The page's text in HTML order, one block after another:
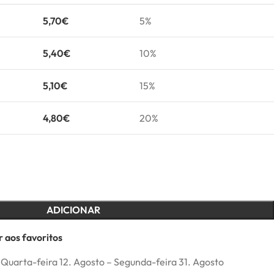
5,70€ 5%
5,40€ 10%
5,10€ 15%
4,80€ 20%
ADICIONAR
aos favoritos
feira 12. Agosto – Segunda-feira 31. Agosto